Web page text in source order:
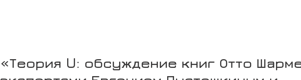
«Теория U: обсуждение книг Отто